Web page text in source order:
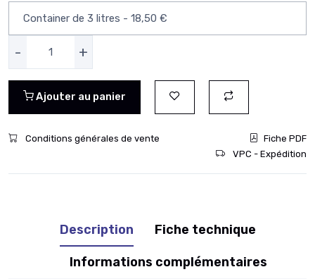
- +
Ajouter au panier
Conditions générales de vente
Fiche PDF
VPC - Expédition
Description Fiche technique
Informations complémentaires